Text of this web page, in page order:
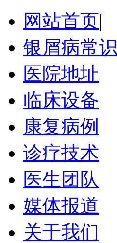
网站首页|
银屑病常识
医院地址
临床设备
康复病例
诊疗技术
医生团队
媒体报道
关于我们